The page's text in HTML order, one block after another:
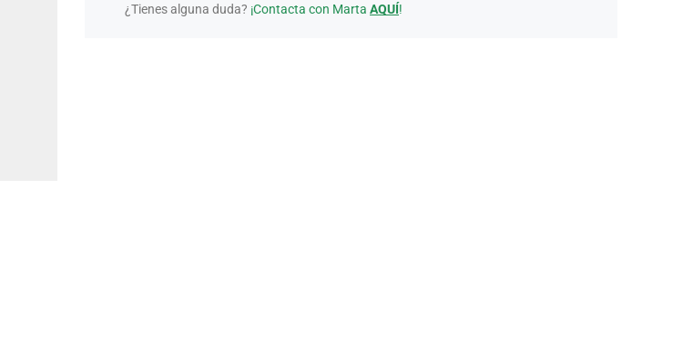
¿Tienes alguna duda? ¡Contacta con Marta AQUÍ!